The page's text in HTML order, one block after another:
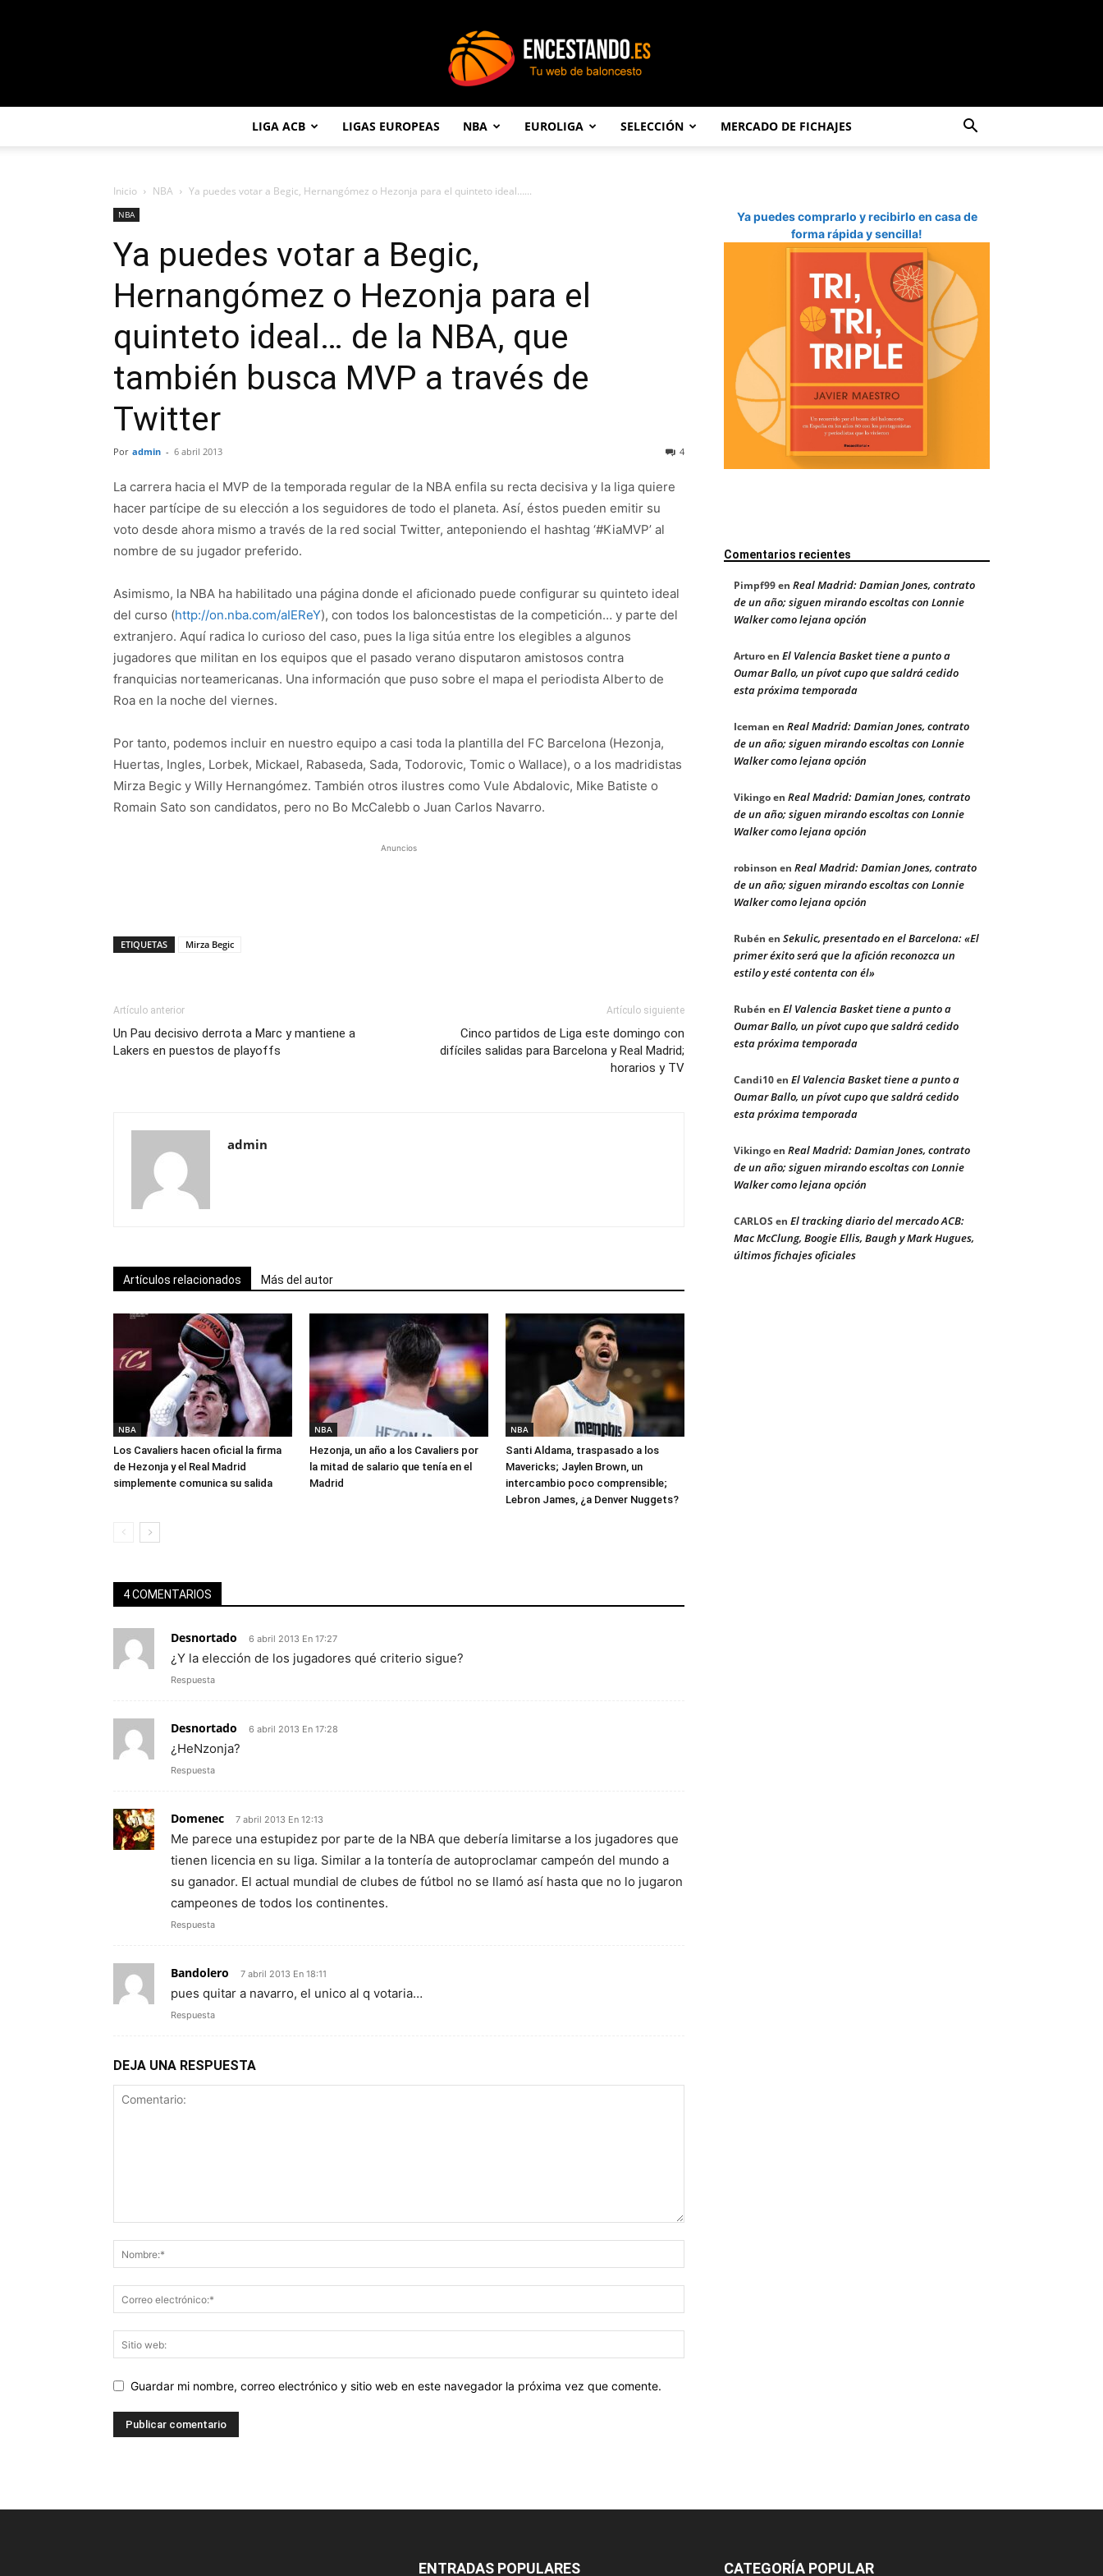
LIGA ACB LIGAS EUROPEAS NBA EUROLIGA SELECCIÓN MERCADO DE FICHAJES
Inicio NBA Ya puedes votar a Begic, Hernangómez o Hezonja para el quinteto ideal…...
NBA
Ya puedes votar a Begic,
Hernangómez o Hezonja para el
quinteto ideal… de la NBA, que
también busca MVP a través de
Twitter
Por admin - 6 abril 2013 4
La carrera hacia el MVP de la temporada regular de la NBA enfila su recta decisiva y la liga quiere
hacer partícipe de su elección a los seguidores de todo el planeta. Así, éstos pueden emitir su
voto desde ahora mismo a través de la red social Twitter, anteponiendo el hashtag ‘#KiaMVP’ al
nombre de su jugador preferido.
Asimismo, la NBA ha habilitado una página donde el aficionado puede configurar su quinteto ideal
del curso (http://on.nba.com/aIEReY), con todos los baloncestistas de la competición… y parte del
extranjero. Aquí radica lo curioso del caso, pues la liga sitúa entre los elegibles a algunos
jugadores que militan en los equipos que el pasado verano disputaron amistosos contra
franquicias norteamericanas. Una información que puso sobre el mapa el periodista Alberto de
Roa en la noche del viernes.
Por tanto, podemos incluir en nuestro equipo a casi toda la plantilla del FC Barcelona (Hezonja,
Huertas, Ingles, Lorbek, Mickael, Rabaseda, Sada, Todorovic, Tomic o Wallace), o a los madridistas
Mirza Begic y Willy Hernangómez. También otros ilustres como Vule Abdalovic, Mike Batiste o
Romain Sato son candidatos, pero no Bo McCalebb o Juan Carlos Navarro.
Anuncios
ETIQUETAS Mirza Begic
Artículo anterior
Un Pau decisivo derrota a Marc y mantiene a
Lakers en puestos de playoffs
Artículo siguiente
Cinco partidos de Liga este domingo con
difíciles salidas para Barcelona y Real Madrid;
horarios y TV
admin
Artículos relacionados Más del autor
NBA
Los Cavaliers hacen oficial la firma
de Hezonja y el Real Madrid
simplemente comunica su salida
NBA
Hezonja, un año a los Cavaliers por
la mitad de salario que tenía en el
Madrid
NBA
Santi Aldama, traspasado a los
Mavericks; Jaylen Brown, un
intercambio poco comprensible;
Lebron James, ¿a Denver Nuggets?
4 COMENTARIOS
Desnortado 6 abril 2013 En 17:27
¿Y la elección de los jugadores qué criterio sigue?
Respuesta
Desnortado 6 abril 2013 En 17:28
¿HeNzonja?
Respuesta
Domenec 7 abril 2013 En 12:13
Me parece una estupidez por parte de la NBA que debería limitarse a los jugadores que
tienen licencia en su liga. Similar a la tontería de autoproclamar campeón del mundo a
su ganador. El actual mundial de clubes de fútbol no se llamó así hasta que no lo jugaron
campeones de todos los continentes.
Respuesta
Bandolero 7 abril 2013 En 18:11
pues quitar a navarro, el unico al q votaria…
Respuesta
DEJA UNA RESPUESTA
Guardar mi nombre, correo electrónico y sitio web en este navegador la próxima vez que comente.
Ya puedes comprarlo y recibirlo en casa de
forma rápida y sencilla!
Comentarios recientes
Pimpf99en Real Madrid: Damian Jones, contrato
de un año; siguen mirando escoltas con Lonnie
Walker como lejana opción
Arturoen El Valencia Basket tiene a punto a
Oumar Ballo, un pívot cupo que saldrá cedido
esta próxima temporada
Iceman en Real Madrid: Damian Jones, contrato
de un año; siguen mirando escoltas con Lonnie
Walker como lejana opción
Vikingoen Real Madrid: Damian Jones, contrato
de un año; siguen mirando escoltas con Lonnie
Walker como lejana opción
robinson en Real Madrid: Damian Jones, contrato
de un año; siguen mirando escoltas con Lonnie
Walker como lejana opción
Rubén en Sekulic, presentado en el Barcelona: «El
primer éxito será que la afición reconozca un
estilo y esté contenta con él»
Rubén en El Valencia Basket tiene a punto a
Oumar Ballo, un pívot cupo que saldrá cedido
esta próxima temporada
Candi10en El Valencia Basket tiene a punto a
Oumar Ballo, un pívot cupo que saldrá cedido
esta próxima temporada
Vikingoen Real Madrid: Damian Jones, contrato
de un año; siguen mirando escoltas con Lonnie
Walker como lejana opción
CARLOS en El tracking diario del mercado ACB:
Mac McClung, Boogie Ellis, Baugh y Mark Hugues,
últimos fichajes oficiales
ENTRADAS POPULARES CATEGORÍA POPULAR